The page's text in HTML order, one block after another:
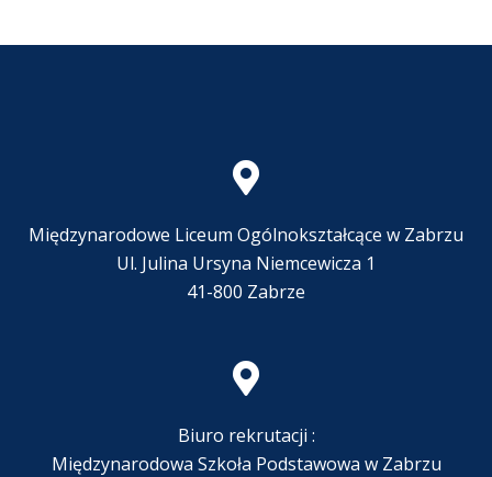
Międzynarodowe Liceum Ogólnokształcące w Zabrzu
Ul. Julina Ursyna Niemcewicza 1
41-800 Zabrze
Biuro rekrutacji :
Międzynarodowa Szkoła Podstawowa w Zabrzu